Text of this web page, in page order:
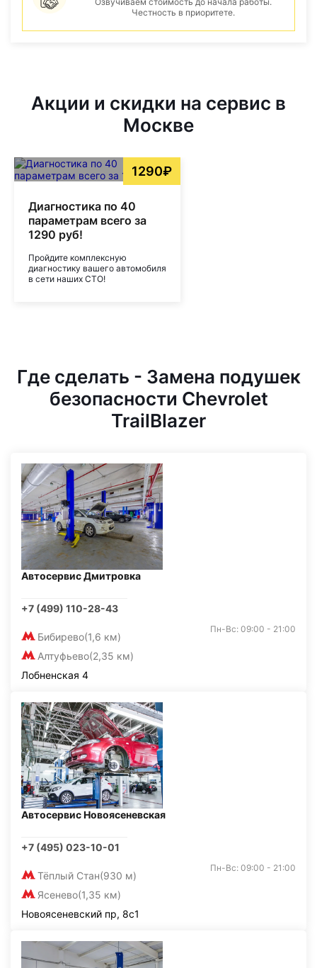
Честность в приоритете.
Акции и скидки на сервис в
Москве
1290₽
Диагностика по 40
параметрам всего за
1290 руб!
Пройдите комплексную
диагностику вашего автомобиля
в сети наших СТО!
Где сделать - Замена подушек
безопасности Chevrolet
TrailBlazer
Автосервис Дмитровка
+7 (499) 110-28-43
Бибирево(1,6 км)
Алтуфьево(2,35 км)
Пн-Вс: 09:00 - 21:00
Лобненская 4
Автосервис Новоясеневская
+7 (495) 023-10-01
Тёплый Стан(930 м)
Ясенево(1,35 км)
Пн-Вс: 09:00 - 21:00
Новоясеневский пр, 8с1